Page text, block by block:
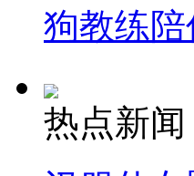
狗教练
热点新闻